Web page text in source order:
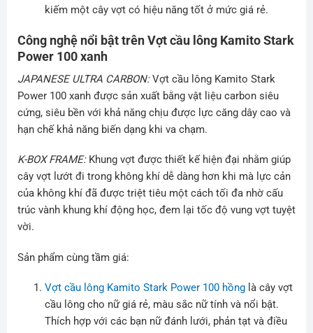
kiếm một cây vợt có hiệu năng tốt ở mức giá rẻ.
Công nghệ nổi bật trên Vợt cầu lông Kamito Stark
Power 100 xanh
JAPANESE ULTRA CARBON: Vợt cầu lông Kamito Stark
Power 100 xanh được sản xuất bằng vật liệu carbon siêu
cứng, siêu bền với khả năng chịu được lực căng dây cao và
hạn chế khả năng biến dạng khi va chạm.
K-BOX FRAME: Khung vợt được thiết kế hiện đại nhằm giúp
cây vợt lướt đi trong không khí dễ dàng hơn khi mà lực cản
của không khí đã được triệt tiêu một cách tối đa nhờ cấu
trúc vành khung khí động học, đem lại tốc độ vung vợt tuyệt
vời.
Sản phẩm cùng tầm giá:
Vợt cầu lông Kamito Stark Power 100 hồng là cây vợt
cầu lông cho nữ giá rẻ, màu sắc nữ tính và nổi bật.
Thích hợp với các bạn nữ đánh lưới, phản tạt và điều